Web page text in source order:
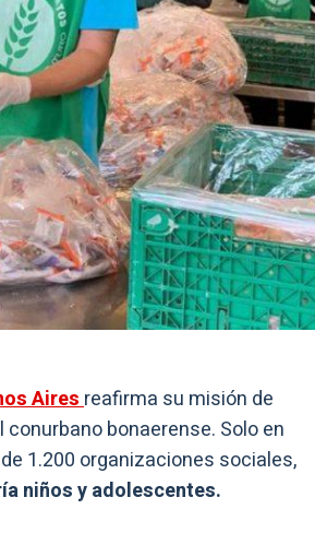
Airesreafirma su misión de
bonaerense. Solo en
1.200 organizaciones sociales,
niños y adolescentes.